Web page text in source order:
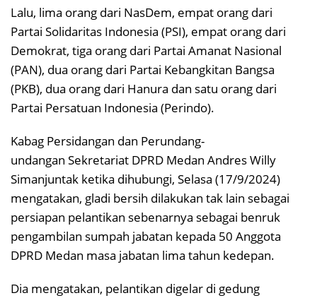
Lalu, lima orang dari NasDem, empat orang dari
Partai Solidaritas Indonesia (PSI), empat orang dari
Demokrat, tiga orang dari Partai Amanat Nasional
(PAN), dua orang dari Partai Kebangkitan Bangsa
(PKB), dua orang dari Hanura dan satu orang dari
Partai Persatuan Indonesia (Perindo).
Kabag Persidangan dan Perundang-
undangan Sekretariat DPRD Medan Andres Willy
Simanjuntak ketika dihubungi, Selasa (17/9/2024)
mengatakan, gladi bersih dilakukan tak lain sebagai
persiapan pelantikan sebenarnya sebagai benruk
pengambilan sumpah jabatan kepada 50 Anggota
DPRD Medan masa jabatan lima tahun kedepan.
Dia mengatakan, pelantikan digelar di gedung